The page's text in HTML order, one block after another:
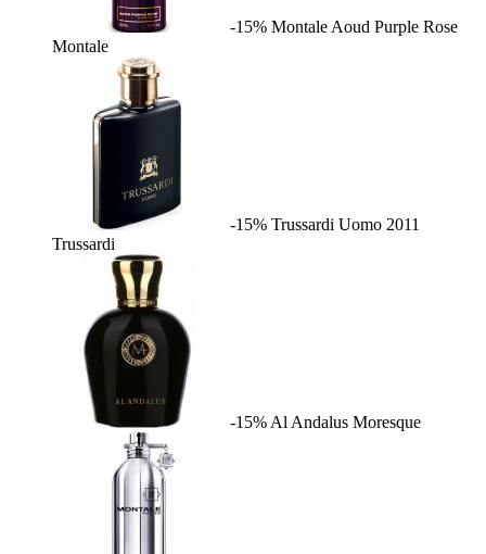
-15% Montale Aoud Purple Rose
Montale
-15% Trussardi Uomo 2011
Trussardi
-15% Al Andalus Moresque